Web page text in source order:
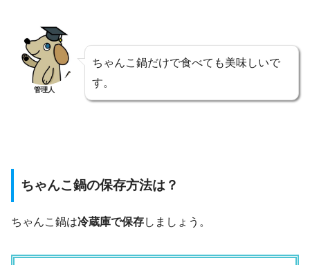
管理人
ちゃんこ鍋だけで食べても美味しいで
す。
ちゃんこ鍋の保存方法は？
ちゃんこ鍋は冷蔵庫で保存しましょう。